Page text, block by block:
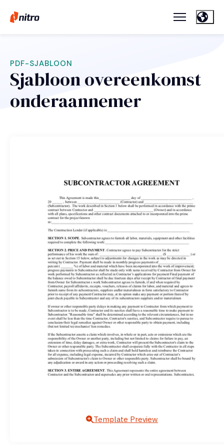
PDF-SJABLOON
Sjabloon overeenkomst
onderaannemer
Template Preview